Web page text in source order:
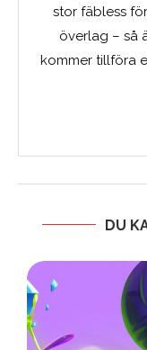
stor fäbless
överlag – så
kommer tillföra
DU